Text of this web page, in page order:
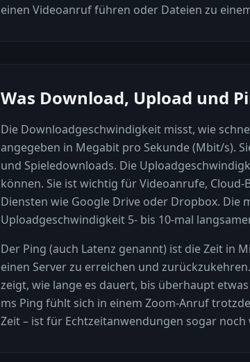
einen Videoanruf führen oder Dateien zu
Was Download, Upload und
Die Downloadgeschwindigkeit misst, wie
angegeben in Megabit pro Sekunde (Mbit/s).
und Spieledownloads. Die
können. Sie ist wichtig für Videoanrufe,
Diensten wie Google Drive oder Dropbox. Die
Uploadgeschwindigkeit 5- bis 10-mal
Der Ping (auch Latenz genannt) ist die Zeit in
einen Server zu erreichen und
zeigt, wie lange es dauert, bis überhaupt
ms Ping fühlt sich in einem Zoom-Anruf
Zeit – ist für Echtzeitanwendungen sogar noch